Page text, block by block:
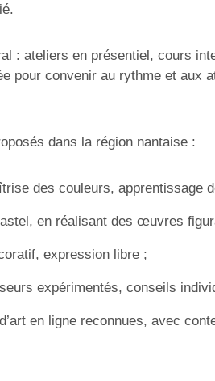
: ateliers en présentiel, cours
convenir au rythme et aux
dans la région nantaise :
des couleurs,
en réalisant des œuvres
expression libre ;
expérimentés, conseils
en ligne reconnues, avec